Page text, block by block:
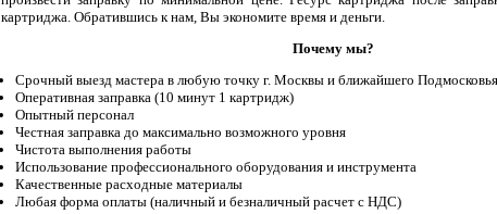
картриджа. Обратившись к нам, Вы экономите время и деньги.
Почему мы?
Срочный выезд мастера в любую точку г. Москвы и ближайшего Подмосковья
Оперативная заправка (10 минут 1 картридж)
Опытный персонал
Честная заправка до максимально возможного уровня
Чистота выполнения работы
Использование профессионального оборудования и инструмента
Качественные расходные материалы
Любая форма оплаты (наличный и безналичный расчет с НДС)